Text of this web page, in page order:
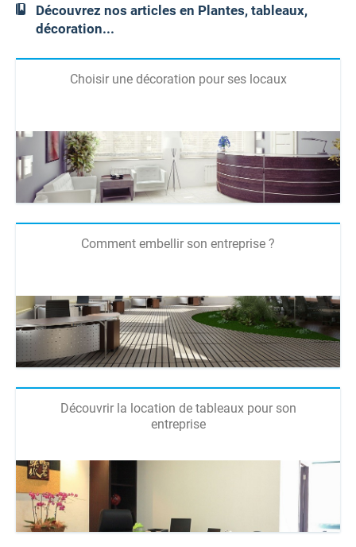
Découvrez nos articles en Plantes, tableaux,
décoration...
Choisir une décoration pour ses locaux
Comment embellir son entreprise ?
Découvrir la location de tableaux pour son
entreprise